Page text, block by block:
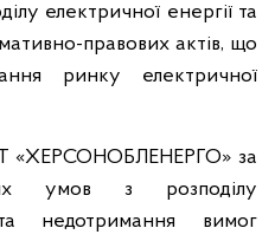
електричної енергії та
правових актів, що
ринку електричної
«ХЕРСОНОБЛЕНЕРГО» за
умов з розподілу
недотримання вимог